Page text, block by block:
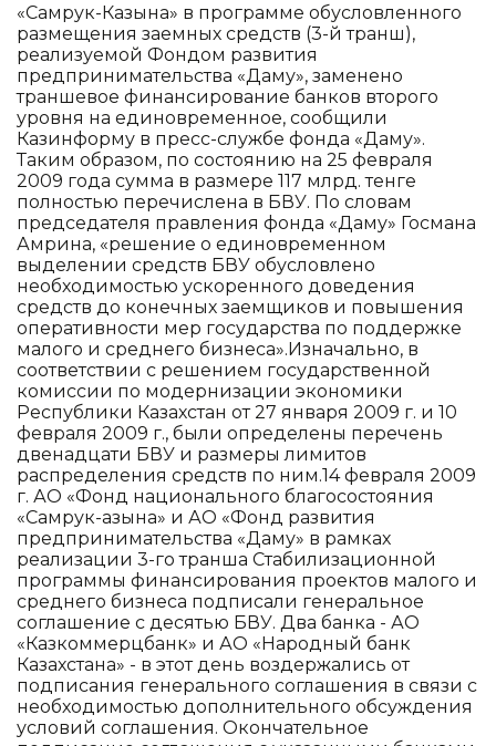
«Самрук-Казына» в программе обусловленного
размещения заемных средств (3-й транш),
реализуемой Фондом развития
предпринимательства «Даму», заменено
траншевое финансирование банков второго
уровня на единовременное, сообщили
Казинформу в пресс-службе фонда «Даму».
Таким образом, по состоянию на 25 февраля
2009 года сумма в размере 117 млрд. тенге
полностью перечислена в БВУ. По словам
председателя правления фонда «Даму» Госмана
Амрина, «решение о единовременном
выделении средств БВУ обусловлено
необходимостью ускоренного доведения
средств до конечных заемщиков и повышения
оперативности мер государства по поддержке
малого и среднего бизнеса».Изначально, в
соответствии с решением государственной
комиссии по модернизации экономики
Республики Казахстан от 27 января 2009 г. и 10
февраля 2009 г., были определены перечень
двенадцати БВУ и размеры лимитов
распределения средств по ним.14 февраля 2009
г. АО «Фонд национального благосостояния
«Самрук-Қазына» и АО «Фонд развития
предпринимательства «Даму» в рамках
реализации 3-го транша Стабилизационной
программы финансирования проектов малого и
среднего бизнеса подписали генеральное
соглашение с десятью БВУ. Два банка - АО
«Казкоммерцбанк» и АО «Народный банк
Казахстана» - в этот день воздержались от
подписания генерального соглашения в связи с
необходимостью дополнительного обсуждения
условий соглашения. Окончательное